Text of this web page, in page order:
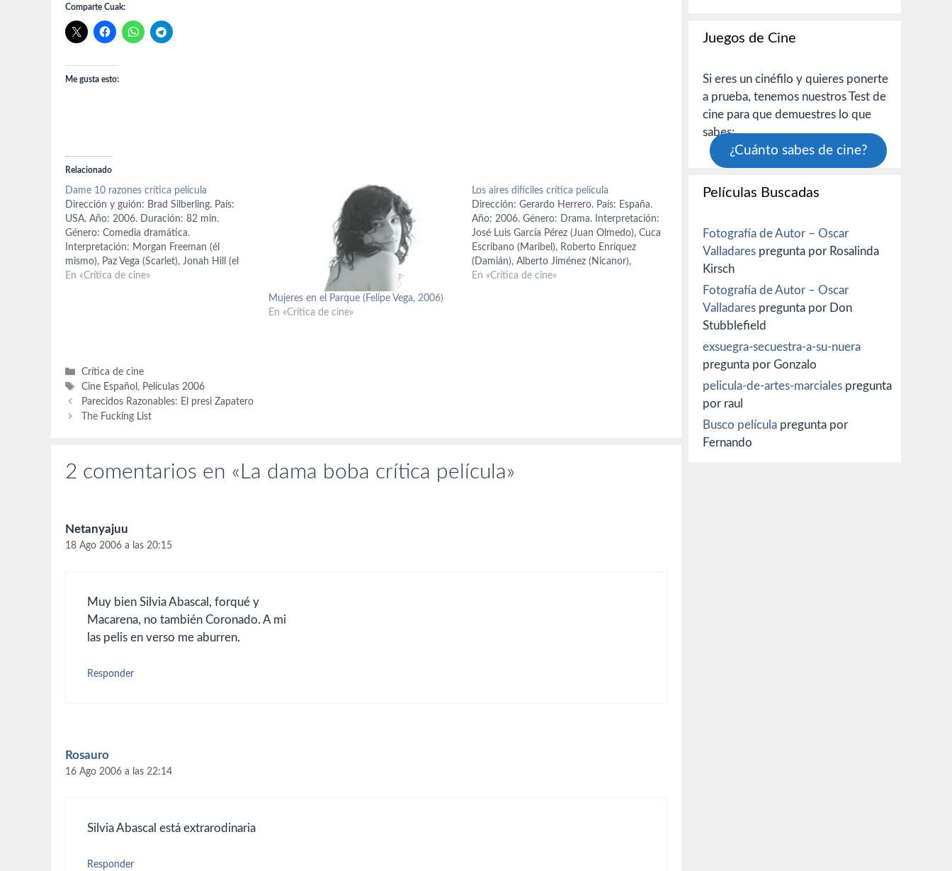
Comparte Cuak:
Me gusta esto:
Relacionado
Dame 10 razones crítica película
Dirección y guión: Brad Silberling. País:
USA. Año: 2006. Duración: 82 min.
Género: Comedia dramática.
Interpretación: Morgan Freeman (él
mismo), Paz Vega (Scarlet), Jonah Hill (el
chico), Alexandra Berardi (señora de la
En «Crítica de cine»
Mujeres en el Parque (Felipe Vega, 2006)
En «Crítica de cine»
Los aires difíciles crítica película
Dirección: Gerardo Herrero. País: España.
Año: 2006. Género: Drama. Interpretación:
José Luis García Pérez (Juan Olmedo), Cuca
Escribano (Maribel), Roberto Enríquez
(Damián), Alberto Jiménez (Nicanor),
Carmen Elías (Sara), Andrés Gertrudix
En «Crítica de cine»
Categorías
Crítica de cine
Etiquetas
Cine Español , Películas 2006
Parecidos Razonables: El presi Zapatero
The Fucking List
2 comentarios en «La dama boba crítica película»
Netanyajuu
18 Ago 2006 a las 20:15
Muy bien Silvia Abascal, forqué y
Macarena, no también Coronado. A mi
las pelis en verso me aburren.
Responder
Rosauro
16 Ago 2006 a las 22:14
Silvia Abascal está extrarodinaria
Responder
Juegos de Cine
Si eres un cinéfilo y quieres ponerte
a prueba, tenemos nuestros Test de
cine para que demuestres lo que
sabes:
¿Cuánto sabes de cine?
Películas Buscadas
Fotografía de Autor – Oscar
Valladares pregunta por Rosalinda
Kirsch
Fotografía de Autor – Oscar
Valladares pregunta por Don
Stubblefield
exsuegra-secuestra-a-su-nuera
pregunta por Gonzalo
pelicula-de-artes-marciales pregunta
por raul
Busco película pregunta por
Fernando